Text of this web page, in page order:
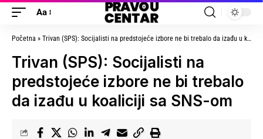
Aa
Početna » Trivan (SPS): Socijalisti na predstojeće izbore ne bi trebalo da izađu u koaliciji sa SNS-om
Trivan (SPS): Socijalisti na
predstojeće izbore ne bi trebalo
da izađu u koaliciji sa SNS-om